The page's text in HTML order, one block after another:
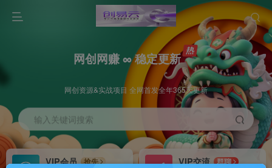
网创网赚 ∞ 稳定更新
网创资源&实战项目 全网首发全年365天更新
输入关键词搜索
VIP会员
抢先
VIP交流
群聊